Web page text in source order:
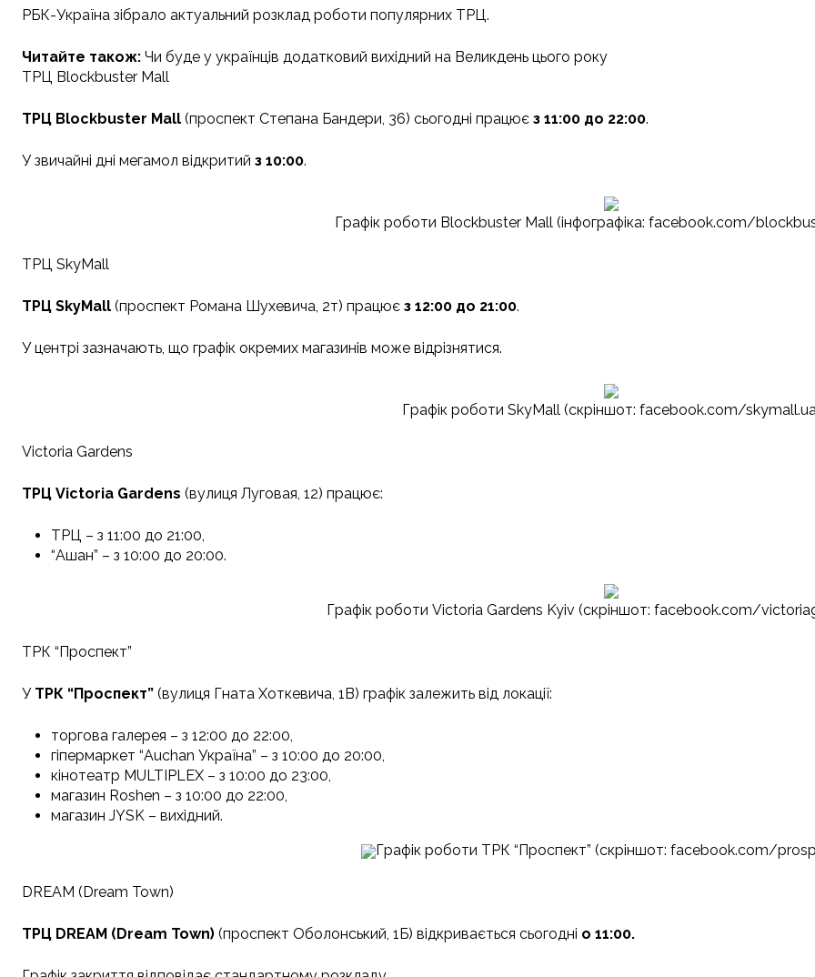
РБК-Україна зібрало актуальний розклад роботи популярних ТРЦ.
Читайте також: Чи буде у українців додатковий вихідний на Великдень цього року
ТРЦ Blockbuster Mall
ТРЦ Blockbuster Mall (проспект Степана Бандери, 36) сьогодні працює з 11:00 до 22:00.
У звичайні дні мегамол відкритий з 10:00.
Графік роботи Blockbuster Mall (інфографіка: facebook.com/
ТРЦ SkyMall
ТРЦ SkyMall (проспект Романа Шухевича, 2т) працює з 12:00 до 21:00.
У центрі зазначають, що графік окремих магазинів може відрізнятися.
Графік роботи SkyMall (скріншот: facebook.com/
Victoria Gardens
ТРЦ Victoria Gardens (вулиця Луговая, 12) працює:
ТРЦ – з 11:00 до 21:00,
“Ашан” – з 10:00 до 20:00.
Графік роботи Victoria Gardens Kyiv (скріншот: facebook.com/
ТРК “Проспект”
У ТРК “Проспект” (вулиця Гната Хоткевича, 1В) графік залежить від локації:
торгова галерея – з 12:00 до 22:00,
гіпермаркет “Auchan Україна” – з 10:00 до 20:00,
кінотеатр MULTIPLEX – з 10:00 до 23:00,
магазин Roshen – з 10:00 до 22:00,
магазин JYSK – вихідний.
Графік роботи ТРК “Проспект” (скріншот: facebook.com/
DREAM (Dream Town)
ТРЦ DREAM (Dream Town) (проспект Оболонський, 1Б) відкривається сьогодні о 11:00.